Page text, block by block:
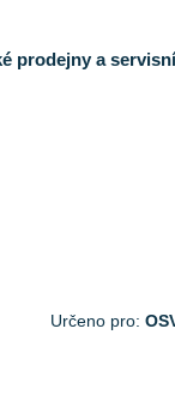
prodejny a
Určeno pro: